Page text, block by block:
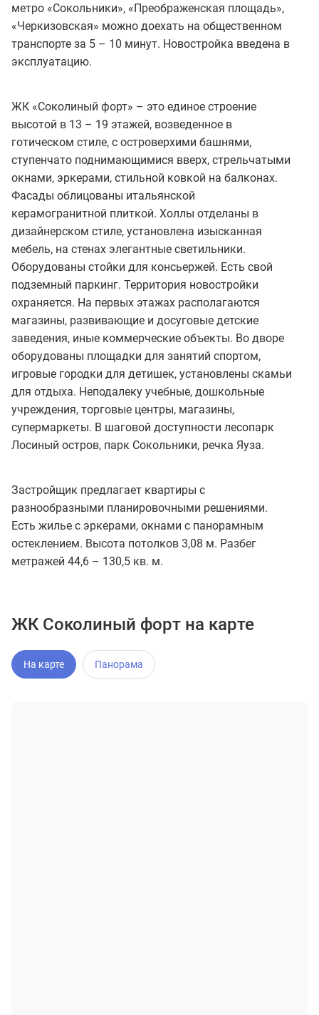
метро «Сокольники», «Преображенская площадь»,
«Черкизовская» можно доехать на общественном
транспорте за 5 – 10 минут. Новостройка введена в
эксплуатацию.
ЖК «Соколиный форт» – это единое строение
высотой в 13 – 19 этажей, возведенное в
готическом стиле, с островерхими башнями,
ступенчато поднимающимися вверх, стрельчатыми
окнами, эркерами, стильной ковкой на балконах.
Фасады облицованы итальянской
керамогранитной плиткой. Холлы отделаны в
дизайнерском стиле, установлена изысканная
мебель, на стенах элегантные светильники.
Оборудованы стойки для консьержей. Есть свой
подземный паркинг. Территория новостройки
охраняется. На первых этажах располагаются
магазины, развивающие и досуговые детские
заведения, иные коммерческие объекты. Во дворе
оборудованы площадки для занятий спортом,
игровые городки для детишек, установлены скамьи
для отдыха. Неподалеку учебные, дошкольные
учреждения, торговые центры, магазины,
супермаркеты. В шаговой доступности лесопарк
Лосиный остров, парк Сокольники, речка Яуза.
Застройщик предлагает квартиры с
разнообразными планировочными решениями.
Есть жилье с эркерами, окнами с панорамным
остеклением. Высота потолков 3,08 м. Разбег
метражей 44,6 – 130,5 кв. м.
ЖК Соколиный форт на карте
На карте Панорама